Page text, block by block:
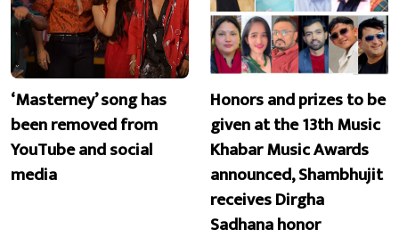
‘Masterney’ song has
been removed from
YouTube and social
media
Honors and prizes to be
given at the 13th Music
Khabar Music Awards
announced, Shambhujit
receives Dirgha
Sadhana honor